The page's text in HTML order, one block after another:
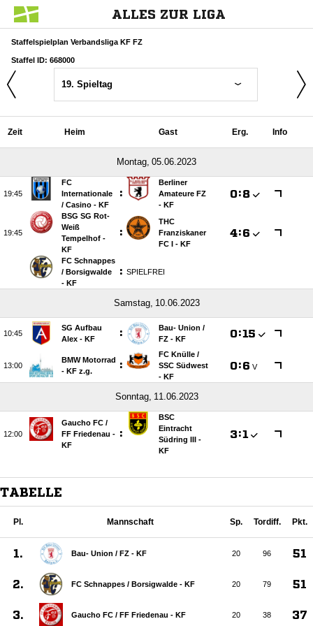
ALLES ZUR LIGA
Staffelspielplan Verbandsliga KF FZ
Staffel ID: 668000
19. Spieltag
Zeit Heim Gast Erg. Info
 

FC
Internationale
/​ Casino - KF
:
Berliner
Amateure FZ
- KF
:

BSG SG Rot-
Weiß
Tempelhof -
KF
:
THC
Franziskaner
FC I - KF
:
FC Schnappes
/​ Borsigwalde
- KF
: SPIELFREI
 

SG Aufbau
Alex - KF
:
Bau- Union /​
FZ - KF
:

BMW Motorrad
- KF z.g.
:
FC Knülle /​
SSC Südwest
- KF
: V
 

Gaucho FC /​
FF Friedenau -
KF
:
BSC
Eintracht
Südring III -
KF
:
TABELLE
Pl. Mannschaft Sp. Tordiff. Pkt.
1. Bau- Union /​ FZ - KF 20 96 51
2. FC Schnappes /​ Borsigwalde - KF 20 79 51
3. Gaucho FC /​ FF Friedenau - KF 20 38 37